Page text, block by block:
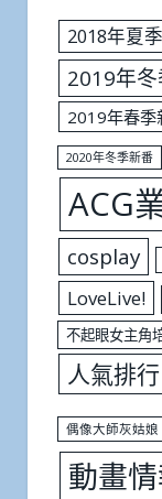
2018年夏
2019年
2019年春季
2020年冬季新番
ACG
cosplay
LoveLive!
不起眼女主角
人氣排行
偶像大師灰姑娘
動畫